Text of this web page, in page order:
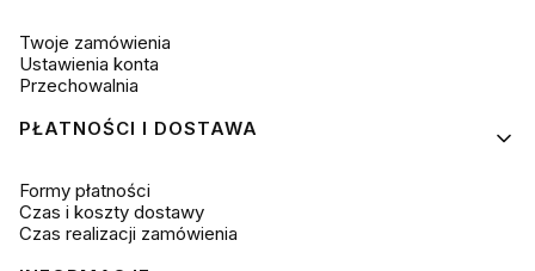
Twoje zamówienia
Ustawienia konta
Przechowalnia
PŁATNOŚCI I DOSTAWA
Formy płatności
Czas i koszty dostawy
Czas realizacji zamówienia